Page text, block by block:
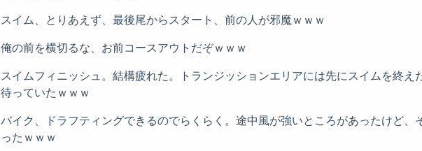
スイム、とりあえず、最後尾からスタート、前の人が邪魔ｗｗｗ
俺の前を横切るな、お前コースアウトだぞｗｗｗ
スイムフィニッシュ。結構疲れた。トランジッションエリアには先にスイムを終え
待っていたｗｗｗ
バイク、ドラフティングできるのでらくらく。途中風が強いところがあったけど、
ったｗｗｗ